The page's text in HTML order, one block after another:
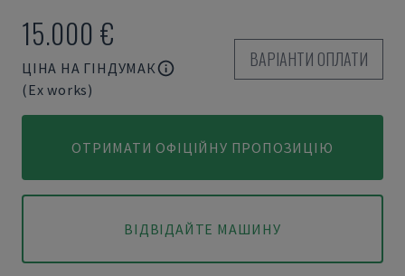
15.000 €
ЦІНА НА ГІНДУМАК
(Ex works)
ВАРІАНТИ ОПЛАТИ
ОТРИМАТИ ОФІЦІЙНУ ПРОПОЗИЦІЮ
ВІДВІДАЙТЕ МАШИНУ